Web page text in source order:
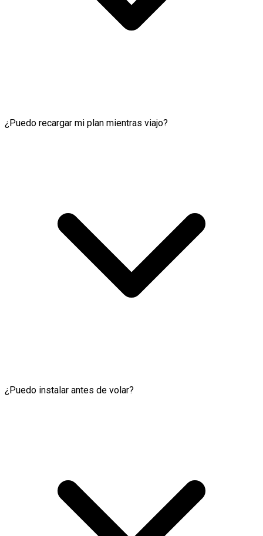
¿Puedo recargar mi plan mientras viajo?
¿Puedo instalar antes de volar?